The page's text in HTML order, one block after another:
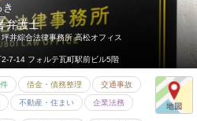
弁護士
井綜合法律事務所 高松オフィス
7-14 フォルテ瓦町駅前ビル5階
借金・債務整理 交通事故
不動産・住まい 企業法務